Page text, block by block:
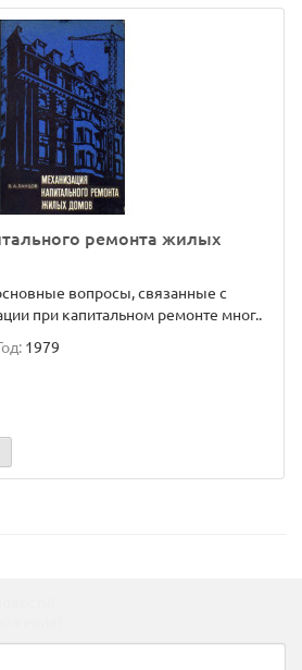
ремонта жилых
вопросы, связанные с
при капитальном ремонте мног..
1979